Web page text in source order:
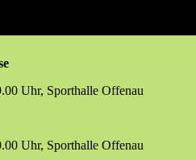
Uhr, Sporthalle Offenau
Uhr, Sporthalle Offenau